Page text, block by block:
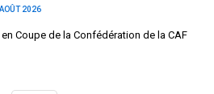
2026
Coupe de la Confédération de la CAF